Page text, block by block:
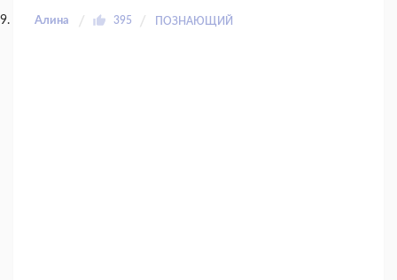
Алина 395 ПОЗНАЮЩИЙ